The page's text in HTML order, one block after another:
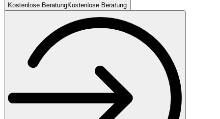
Kostenlose BeratungKostenlose Beratung